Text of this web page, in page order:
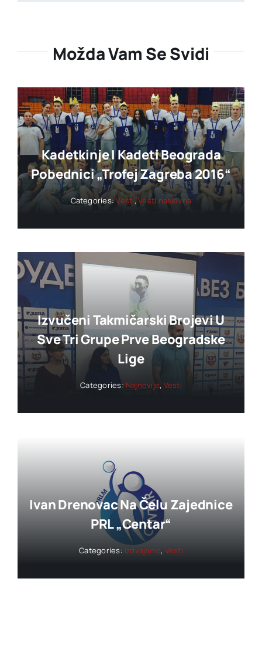
Možda Vam Se Svidi
Kadetkinje I Kadeti Beograda
Pobednici „trofej Zagreba 2016“
Categories:Vesti,Vesti naslovna
Izvučeni Takmičarski Brojevi U
Sve Tri Grupe Prve Beogradske
Lige
Categories: Najnovije, Vesti
Ivan Drenovac Na Čelu Zajednice
PRL „Centar“
Categories: Izdvajamo, Vesti